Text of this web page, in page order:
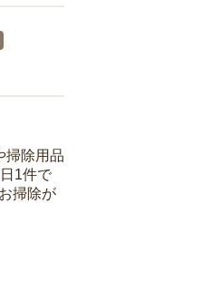
掃除用品
1件で
掃除が